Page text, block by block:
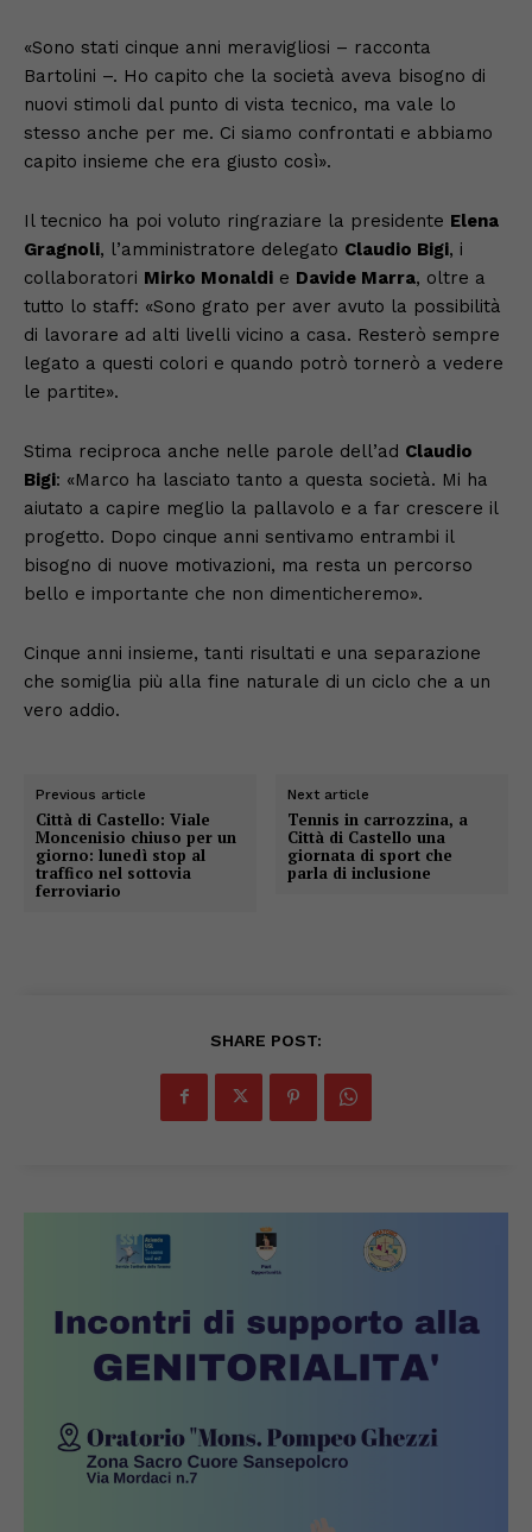
«Sono stati cinque anni meravigliosi – racconta
Bartolini –. Ho capito che la società aveva bisogno di
nuovi stimoli dal punto di vista tecnico, ma vale lo
stesso anche per me. Ci siamo confrontati e abbiamo
capito insieme che era giusto così».
Il tecnico ha poi voluto ringraziare la presidente Elena
Gragnoli, l’amministratore delegato Claudio Bigi, i
collaboratori Mirko Monaldi e Davide Marra, oltre a
tutto lo staff: «Sono grato per aver avuto la possibilità
di lavorare ad alti livelli vicino a casa. Resterò sempre
legato a questi colori e quando potrò tornerò a vedere
le partite».
Stima reciproca anche nelle parole dell’ad Claudio
Bigi: «Marco ha lasciato tanto a questa società. Mi ha
aiutato a capire meglio la pallavolo e a far crescere il
progetto. Dopo cinque anni sentivamo entrambi il
bisogno di nuove motivazioni, ma resta un percorso
bello e importante che non dimenticheremo».
Cinque anni insieme, tanti risultati e una separazione
che somiglia più alla fine naturale di un ciclo che a un
vero addio.
Previous article
Città di Castello: Viale
Moncenisio chiuso per un
giorno: lunedì stop al
traffico nel sottovia
ferroviario
Next article
Tennis in carrozzina, a
Città di Castello una
giornata di sport che
parla di inclusione
SHARE POST: